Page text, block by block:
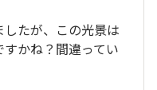
たが、この光景は
かね？間違ってい